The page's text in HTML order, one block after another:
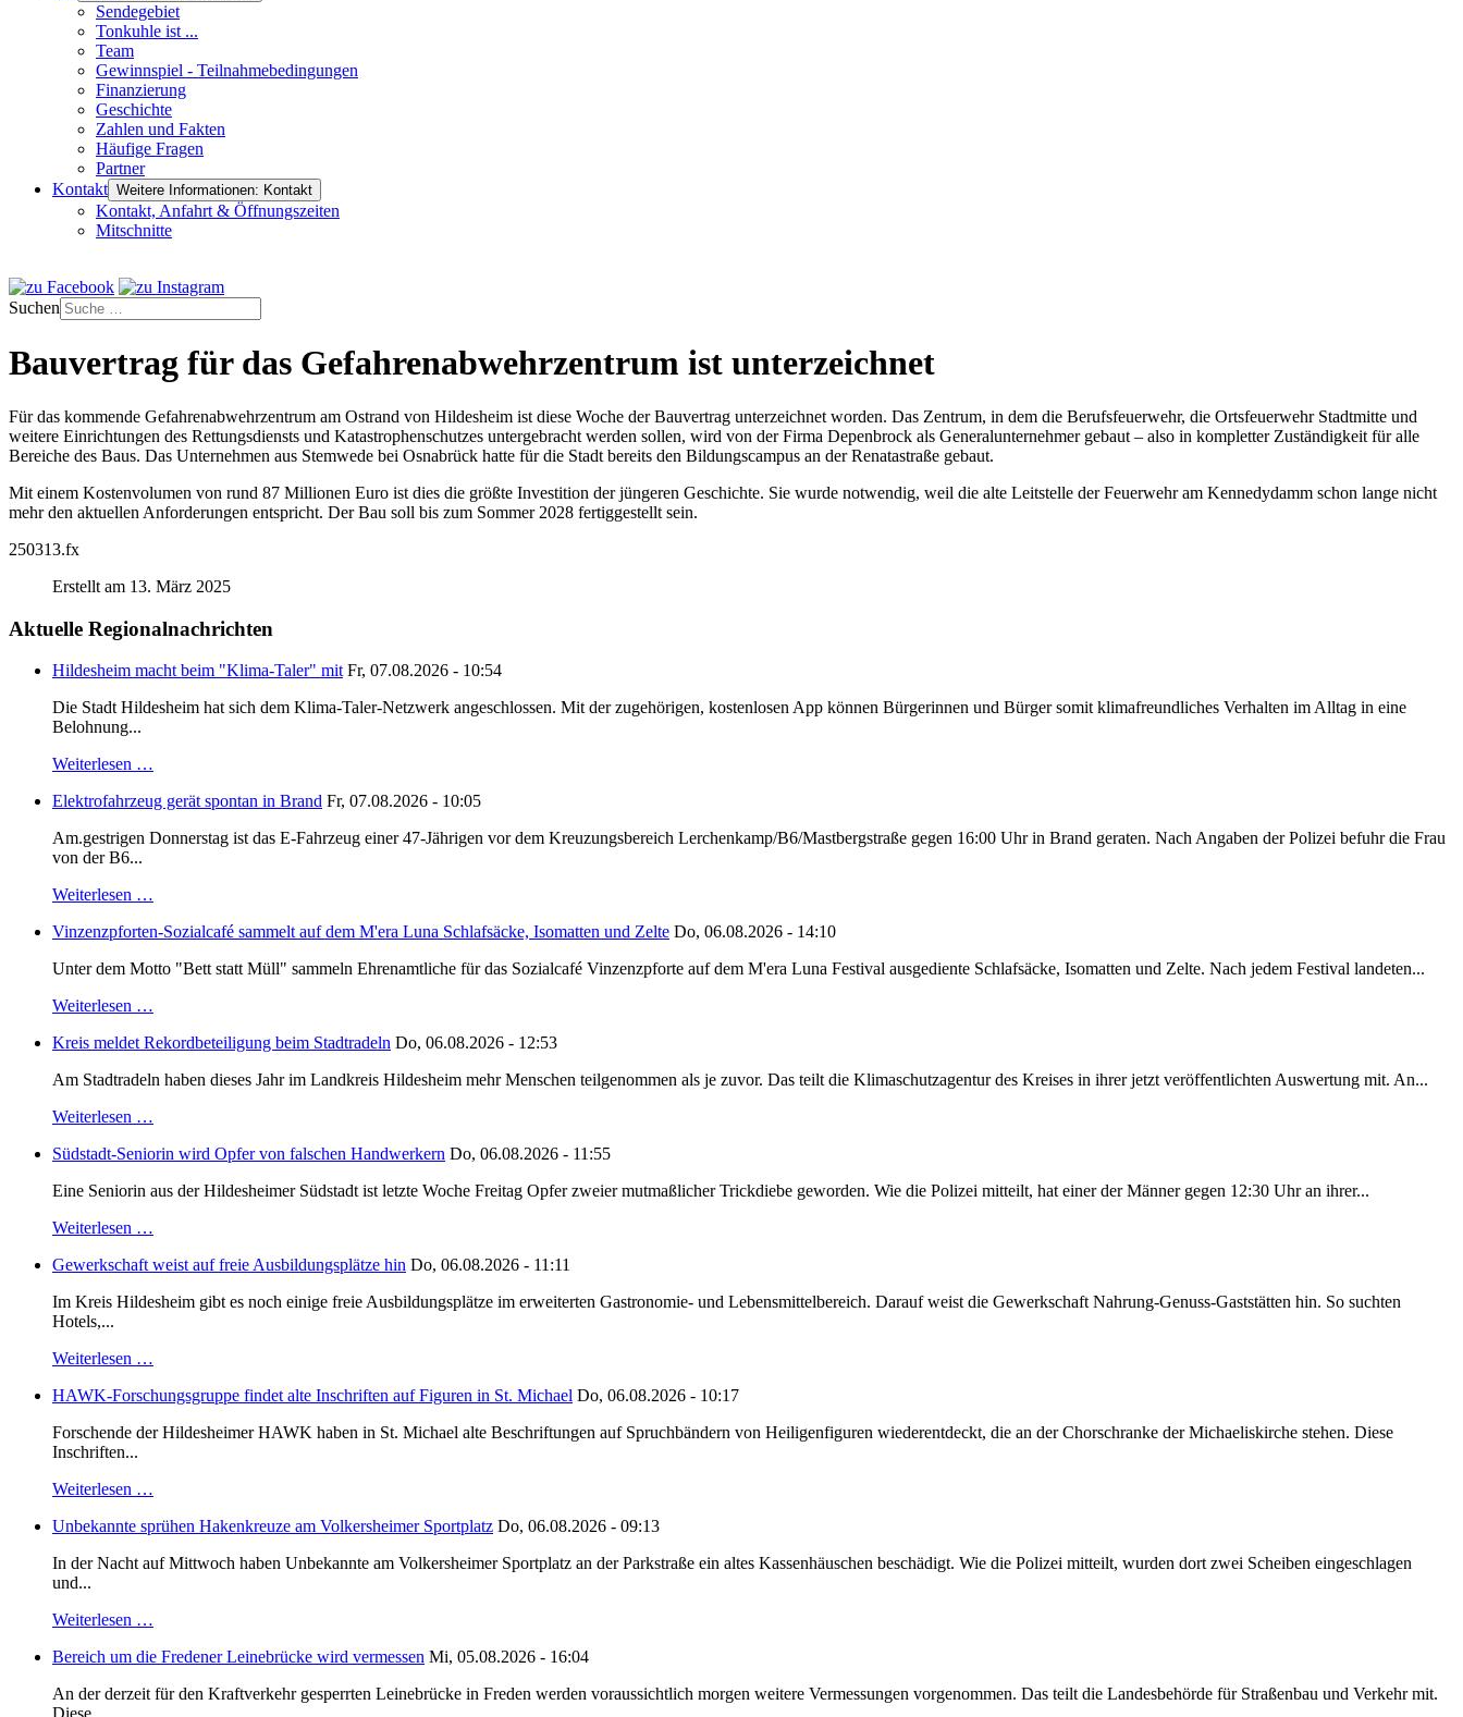
Sendegebiet
Tonkuhle ist ...
Team
Gewinnspiel - Teilnahmebedingungen
Finanzierung
Geschichte
Zahlen und Fakten
Häufige Fragen
Partner
Kontakt Weitere Informationen: Kontakt
Kontakt, Anfahrt & Öffnungszeiten
Mitschnitte
Suchen
Bauvertrag für das Gefahrenabwehrzentrum ist unterzeichnet
Für das kommende Gefahrenabwehrzentrum am Ostrand von Hildesheim ist diese Woche der Bauvertrag unterzeichnet worden. Das Zentrum, in dem die Berufsfeuerwehr, die Ortsfeuerwehr Stadtmitte und
weitere Einrichtungen des Rettungsdiensts und Katastrophenschutzes untergebracht werden sollen, wird von der Firma Depenbrock als Generalunternehmer gebaut – also in kompletter Zuständigkeit für alle
Bereiche des Baus. Das Unternehmen aus Stemwede bei Osnabrück hatte für die Stadt bereits den Bildungscampus an der Renatastraße gebaut.
Mit einem Kostenvolumen von rund 87 Millionen Euro ist dies die größte Investition der jüngeren Geschichte. Sie wurde notwendig, weil die alte Leitstelle der Feuerwehr am Kennedydamm schon lange nicht
mehr den aktuellen Anforderungen entspricht. Der Bau soll bis zum Sommer 2028 fertiggestellt sein.
250313.fx
Erstellt am 13. März 2025
Aktuelle Regionalnachrichten
Hildesheim macht beim "Klima-Taler" mit Fr, 07.08.2026 - 10:54
Die Stadt Hildesheim hat sich dem Klima-Taler-Netzwerk angeschlossen. Mit der zugehörigen, kostenlosen App können Bürgerinnen und Bürger somit klimafreundliches Verhalten im Alltag in eine
Belohnung...
Weiterlesen …
Elektrofahrzeug gerät spontan in Brand Fr, 07.08.2026 - 10:05
Am.gestrigen Donnerstag ist das E-Fahrzeug einer 47-Jährigen vor dem Kreuzungsbereich Lerchenkamp/B6/Mastbergstraße gegen 16:00 Uhr in Brand geraten. Nach Angaben der Polizei befuhr die Frau
von der B6...
Weiterlesen …
Vinzenzpforten-Sozialcafé sammelt auf dem M'era Luna Schlafsäcke, Isomatten und Zelte Do, 06.08.2026 - 14:10
Unter dem Motto "Bett statt Müll" sammeln Ehrenamtliche für das Sozialcafé Vinzenzpforte auf dem M'era Luna Festival ausgediente Schlafsäcke, Isomatten und Zelte. Nach jedem Festival landeten...
Weiterlesen …
Kreis meldet Rekordbeteiligung beim Stadtradeln Do, 06.08.2026 - 12:53
Am Stadtradeln haben dieses Jahr im Landkreis Hildesheim mehr Menschen teilgenommen als je zuvor. Das teilt die Klimaschutzagentur des Kreises in ihrer jetzt veröffentlichten Auswertung mit. An...
Weiterlesen …
Südstadt-Seniorin wird Opfer von falschen Handwerkern Do, 06.08.2026 - 11:55
Eine Seniorin aus der Hildesheimer Südstadt ist letzte Woche Freitag Opfer zweier mutmaßlicher Trickdiebe geworden. Wie die Polizei mitteilt, hat einer der Männer gegen 12:30 Uhr an ihrer...
Weiterlesen …
Gewerkschaft weist auf freie Ausbildungsplätze hin Do, 06.08.2026 - 11:11
Im Kreis Hildesheim gibt es noch einige freie Ausbildungsplätze im erweiterten Gastronomie- und Lebensmittelbereich. Darauf weist die Gewerkschaft Nahrung-Genuss-Gaststätten hin. So suchten
Hotels,...
Weiterlesen …
HAWK-Forschungsgruppe findet alte Inschriften auf Figuren in St. Michael Do, 06.08.2026 - 10:17
Forschende der Hildesheimer HAWK haben in St. Michael alte Beschriftungen auf Spruchbändern von Heiligenfiguren wiederentdeckt, die an der Chorschranke der Michaeliskirche stehen. Diese
Inschriften...
Weiterlesen …
Unbekannte sprühen Hakenkreuze am Volkersheimer Sportplatz Do, 06.08.2026 - 09:13
In der Nacht auf Mittwoch haben Unbekannte am Volkersheimer Sportplatz an der Parkstraße ein altes Kassenhäuschen beschädigt. Wie die Polizei mitteilt, wurden dort zwei Scheiben eingeschlagen
und...
Weiterlesen …
Bereich um die Fredener Leinebrücke wird vermessen Mi, 05.08.2026 - 16:04
An der derzeit für den Kraftverkehr gesperrten Leinebrücke in Freden werden voraussichtlich morgen weitere Vermessungen vorgenommen. Das teilt die Landesbehörde für Straßenbau und Verkehr mit.